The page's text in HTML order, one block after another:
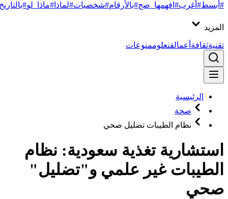
#أبسط#أغرب#افهمها_صح#بالأرقام#شخصيات#لماذا #ماذا_لو#بالتاريخ
المزيد
تقنيةثقافةأعمالفنعلوممنوعات
الرئيسية
صحة
نظام الطيبات تضليل صحي
استشارية تغذية سعودية: نظام
الطيبات غير علمي و"تضليل"
صحي